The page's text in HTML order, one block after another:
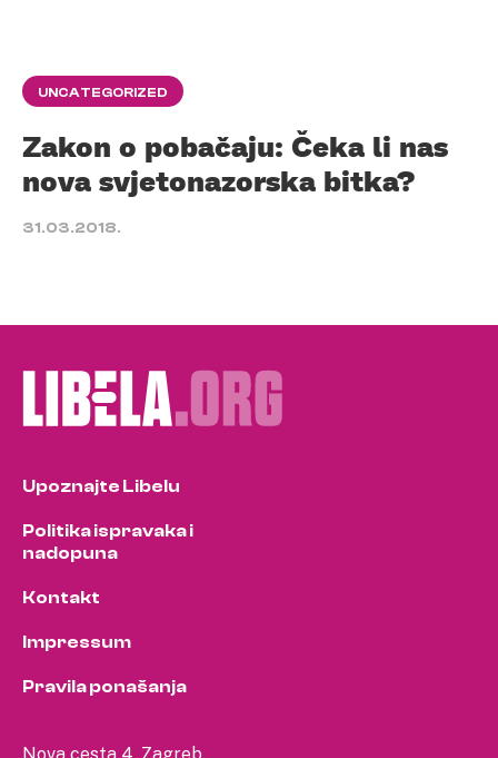
UNCATEGORIZED
Zakon o pobačaju: Čeka li nas
nova svjetonazorska bitka?
31.03.2018.
Nova cesta 4, Zagreb
Upoznajte Libelu
Politika ispravaka i
nadopuna
Kontakt
Impressum
Pravila ponašanja